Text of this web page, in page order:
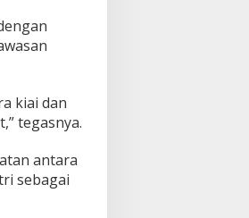
kiai dan
tegasnya.
antara
sebagai